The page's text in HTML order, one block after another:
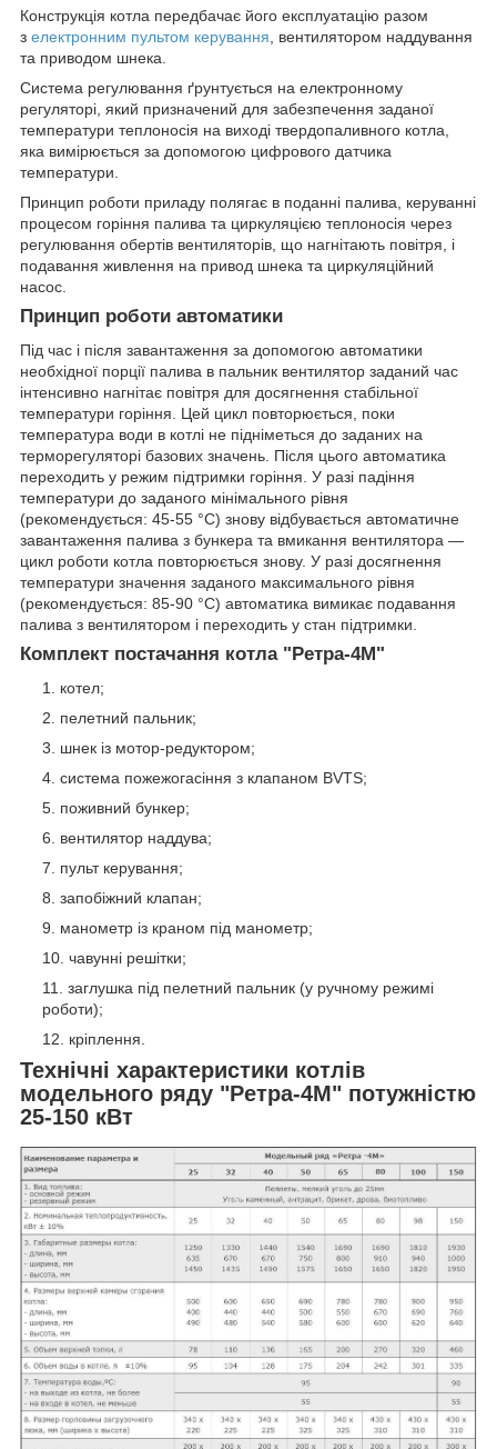
Конструкція котла передбачає його експлуатацію разом
з електронним пультом керування, вентилятором наддування
та приводом шнека.
Система регулювання ґрунтується на електронному
регуляторі, який призначений для забезпечення заданої
температури теплоносія на виході твердопаливного котла,
яка вимірюється за допомогою цифрового датчика
температури.
Принцип роботи приладу полягає в поданні палива, керуванні
процесом горіння палива та циркуляцією теплоносія через
регулювання обертів вентиляторів, що нагнітають повітря, і
подавання живлення на привод шнека та циркуляційний
насос.
Принцип роботи автоматики
Під час і після завантаження за допомогою автоматики
необхідної порції палива в пальник вентилятор заданий час
інтенсивно нагнітає повітря для досягнення стабільної
температури горіння. Цей цикл повторюється, поки
температура води в котлі не підніметься до заданих на
терморегуляторі базових значень. Після цього автоматика
переходить у режим підтримки горіння. У разі падіння
температури до заданого мінімального рівня
(рекомендується: 45-55 °C) знову відбувається автоматичне
завантаження палива з бункера та вмикання вентилятора —
цикл роботи котла повторюється знову. У разі досягнення
температури значення заданого максимального рівня
(рекомендується: 85-90 °C) автоматика вимикає подавання
палива з вентилятором і переходить у стан підтримки.
Комплект постачання котла "Ретра-4М"
котел;
пелетний пальник;
шнек із мотор-редуктором;
система пожежогасіння з клапаном BVTS;
поживний бункер;
вентилятор наддува;
пульт керування;
запобіжний клапан;
манометр із краном під манометр;
чавунні решітки;
заглушка під пелетний пальник (у ручному режимі
роботи);
кріплення.
Технічні характеристики котлів
модельного ряду "Ретра-4М" потужністю
25-150 кВт